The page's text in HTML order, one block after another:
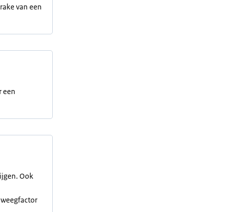
van een
een
Ook